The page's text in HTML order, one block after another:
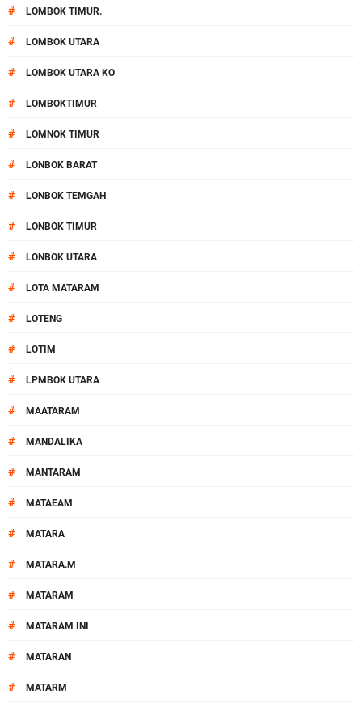
# LOMBOK TIMUR.
# LOMBOK UTARA
# LOMBOK UTARA KO
# LOMBOKTIMUR
# LOMNOK TIMUR
# LONBOK BARAT
# LONBOK TEMGAH
# LONBOK TIMUR
# LONBOK UTARA
# LOTA MATARAM
# LOTENG
# LOTIM
# LPMBOK UTARA
# MAATARAM
# MANDALIKA
# MANTARAM
# MATAEAM
# MATARA
# MATARA.M
# MATARAM
# MATARAM INI
# MATARAN
# MATARM